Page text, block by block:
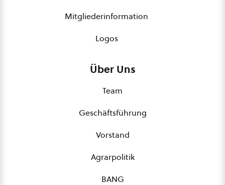
Mitgliederinformation
Logos
Über Uns
Team
Geschäftsführung
Vorstand
Agrarpolitik
BANG